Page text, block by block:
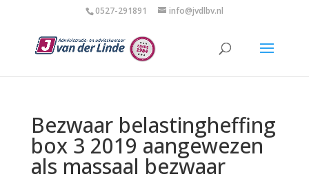
0527-291891 info@jvdlbv.nl
Bezwaar belastingheffing
box 3 2019 aangewezen
als massaal bezwaar